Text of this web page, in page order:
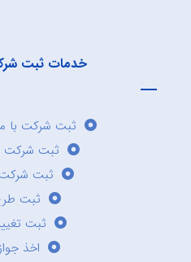
خدمات ثبت
ثبت شرکت با
ثبت
ثبت
ثبت
ثبت
اخذ